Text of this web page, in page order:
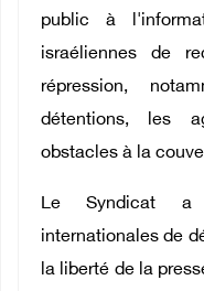
public à
israéliennes de
répression,
détentions, les
obstacles à la
Le Syndicat a
internationales de
la liberté de la